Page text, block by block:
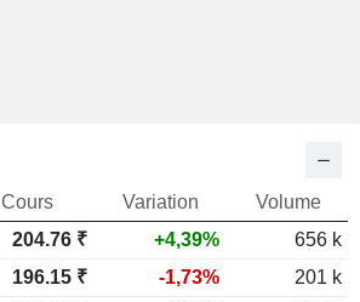
Cours Variation
Volume
204.76 ₹ +4,39%
656 k
196.15 ₹ -1,73%
201 k